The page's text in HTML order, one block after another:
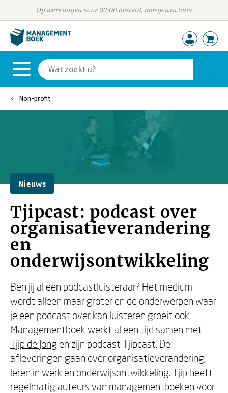
Op werkdagen voor 23:00 besteld, morgen in huis
Non-profit
Nieuws
Tjipcast: podcast over
organisatieverandering
en
onderwijsontwikkeling
Ben jij al een podcastluisteraar? Het medium
wordt alleen maar groter en de onderwerpen waar
je een podcast over kan luisteren groeit ook.
Managementboek werkt al een tijd samen met
Tjip de Jong en zijn podcast Tjipcast. De
afleveringen gaan over organisatieverandering,
leren in werk en onderwijsontwikkeling. Tjip heeft
regelmatig auteurs van managementboeken voor